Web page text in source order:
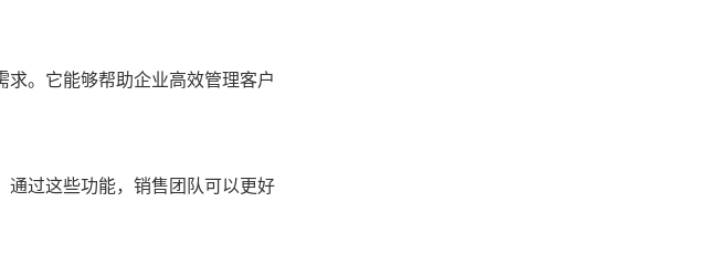
。它能够帮助企业高效管理客户
通过这些功能，销售团队可以更好